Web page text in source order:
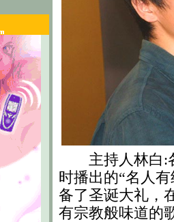
主持人林白:各
时播出的“名人
备了圣诞大礼，
有宗教般味道的